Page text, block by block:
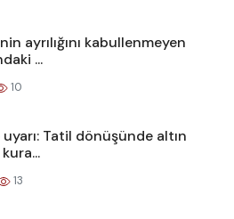
ayrılığını kabullenmeyen
...
10
Tatil dönüşünde altın
13